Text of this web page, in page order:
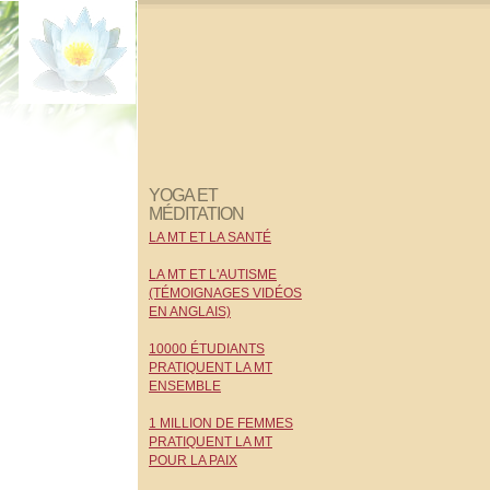
YOGA ET
MÉDITATION
LA MT ET LA SANTÉ
LA MT ET L'AUTISME
(TÉMOIGNAGES VIDÉOS
EN ANGLAIS)
10000 ÉTUDIANTS
PRATIQUENT LA MT
ENSEMBLE
1 MILLION DE FEMMES
PRATIQUENT LA MT
POUR LA PAIX